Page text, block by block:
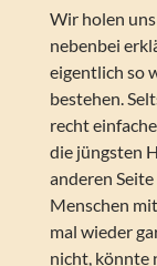
Wir holen
nebenbei
eigentlich so
bestehen.
recht
die jüngsten
anderen
Menschen
mal wieder
nicht, könnte